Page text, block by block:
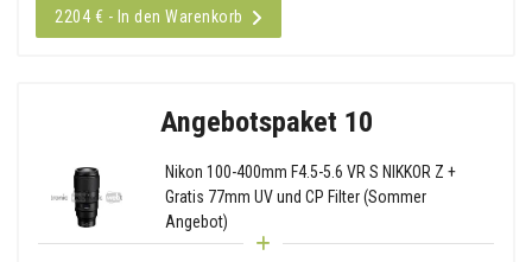
2204 € - In den Warenkorb
Angebotspaket 10
Nikon 100-400mm F4.5-5.6 VR S NIKKOR Z +
Gratis 77mm UV und CP Filter (Sommer
Angebot)